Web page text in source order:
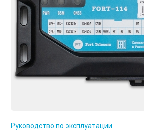
Руководство по эксплуатации.